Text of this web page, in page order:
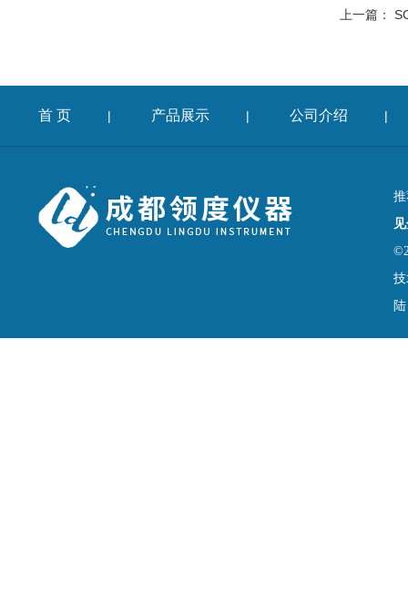
上一篇：
首 页 | 产品展示 | 公司介绍 |
陆